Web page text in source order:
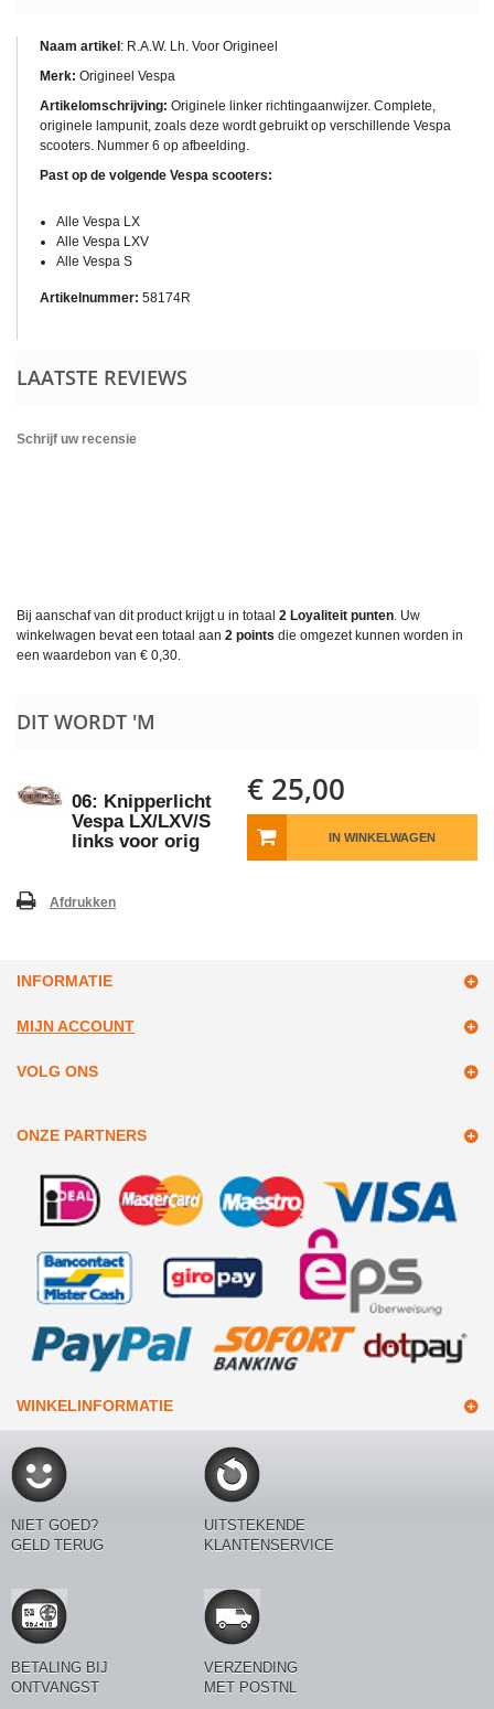
Naam artikel : R.A.W. Lh. Voor Origineel
Merk: Origineel Vespa
Artikelomschrijving: Originele linker richtingaanwijzer. Complete,
originele lampunit, zoals deze wordt gebruikt op verschillende Vespa
scooters. Nummer 6 op afbeelding.
Past op de volgende Vespa scooters:
Alle Vespa LX
Alle Vespa LXV
Alle Vespa S
Artikelnummer: 58174R
LAATSTE REVIEWS
Schrijf uw recensie
Bij aanschaf van dit product krijgt u in totaal 2 Loyaliteit punten. Uw
winkelwagen bevat een totaal aan 2 points die omgezet kunnen worden in
een waardebon van € 0,30.
DIT WORDT 'M
06: Knipperlicht
Vespa LX/LXV/S
links voor orig
€ 25,00
IN WINKELWAGEN
Afdrukken
INFORMATIE
MIJN ACCOUNT
VOLG ONS
ONZE PARTNERS
WINKELINFORMATIE
NIET GOED?
GELD TERUG
UITSTEKENDE
KLANTENSERVICE
BETALING BIJ
ONTVANGST
VERZENDING
MET POSTNL